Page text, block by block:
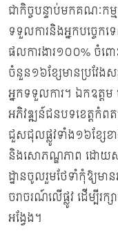
ជាកិច្ចបន្ទាប់មកគណៈកម្
ទទួលការនិងអ្នកបច្ចេ
ផលការងារ១០០% ចំពោ
ចំនួន១៦ខ្សែមានប្រវែ
អ្នកទទួលការ។ ឯកឧត្
អភិវឌ្ឍន៍ជនបទខេត្តកំពត
ជួសជុលផ្លូវទាំង១៦ខ្សែខ
និងសោភណ្ឌភាព ដោយស
ដ្ឋានចូលរួមថែទាំកុំឱ្យ
ចរាចរណ៍លើផ្លូវ ដើម្បីរក្
អង្វែង។